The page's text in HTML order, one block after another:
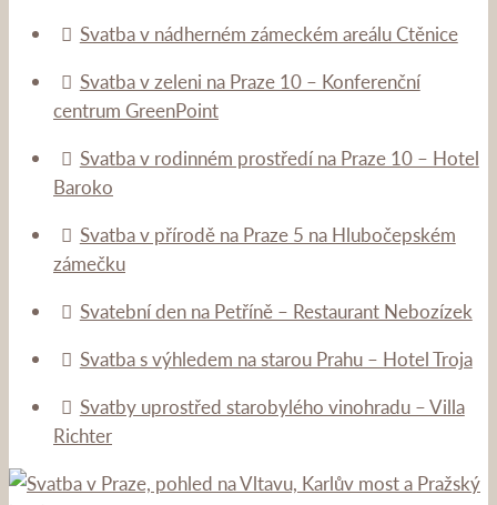
Svatba v nádherném zámeckém areálu Ctěnice
Svatba v zeleni na Praze 10 – Konferenční
centrum GreenPoint
Svatba v rodinném prostředí na Praze 10 – Hotel
Baroko
Svatba v přírodě na Praze 5 na Hlubočepském
zámečku
Svatební den na Petříně – Restaurant Nebozízek
Svatba s výhledem na starou Prahu – Hotel Troja
Svatby uprostřed starobylého vinohradu – Villa
Richter